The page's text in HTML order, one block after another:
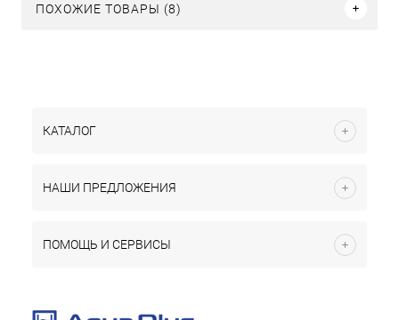
ПОХОЖИЕ ТОВАРЫ (8)
КАТАЛОГ
НАШИ ПРЕДЛОЖЕНИЯ
ПОМОЩЬ И СЕРВИСЫ